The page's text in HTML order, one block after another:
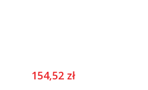
154,52 zł